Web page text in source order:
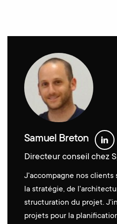
Samuel Breton
Directeur conseil chez
J'accompagne nos clients
la stratégie, de
structuration du projet.
projets pour la